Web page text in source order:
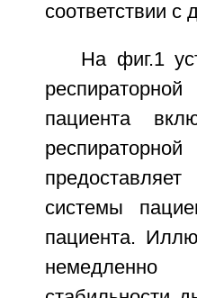
соответствии с
На фиг.1
пациента
системы
пациента.
немедленно